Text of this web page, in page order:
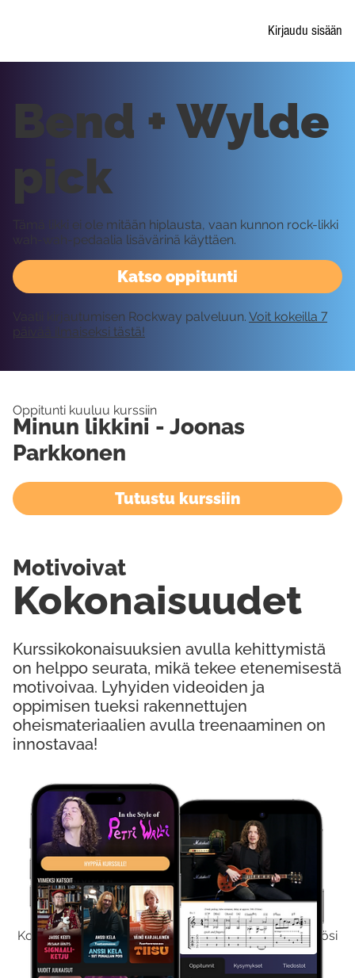
Kirjaudu sisään
Kokeile Ilmaiseksi
Kokeilemalla ilmaiseksi saat koko sisältömme käyttöösi
viikon ajaksi.
Katso oppitunti
Bend + Wylde
pick
Tämä likki ei ole mitään hiplausta, vaan kunnon rock-likki
wah-wah-pedaalia lisävärinä käyttäen.
Vaatii kirjautumisen Rockway palveluun. Voit kokeilla 7
päivää ilmaiseksi tästä!
Oppitunti kuuluu kurssiin
Minun likkini - Joonas
Parkkonen
Tutustu kurssiin
Kurssikokonaisuuksien avulla kehittymistä
on helppo seurata, mikä tekee etenemisestä
motivoivaa. Lyhyiden videoiden ja
oppimisen tueksi rakennettujen
oheismateriaalien avulla treenaaminen on
innostavaa!
Kokonaisuudet
Motivoivat